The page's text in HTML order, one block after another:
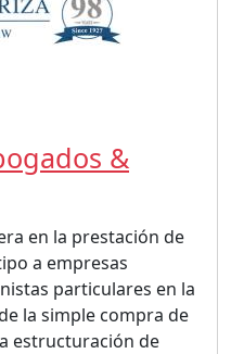
&
en la prestación de
a empresas
particulares en la
la simple compra de
estructuración de